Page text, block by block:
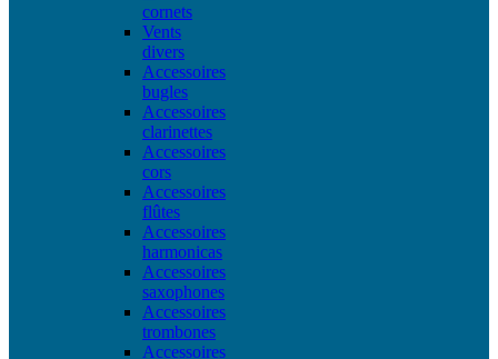
cornets
Vents
divers
Accessoires
bugles
Accessoires
clarinettes
Accessoires
cors
Accessoires
flûtes
Accessoires
harmonicas
Accessoires
saxophones
Accessoires
trombones
Accessoires